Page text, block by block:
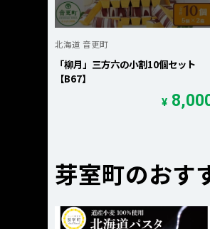
北海道 音更町
「柳月」三方六の小割10個セット
【B67】
¥
芽室町のおす